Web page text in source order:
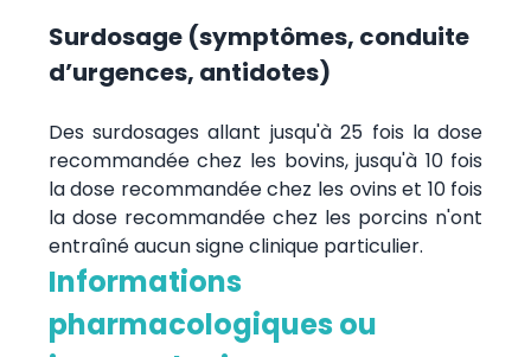
Surdosage (symptômes, conduite
d’urgences, antidotes)
Des surdosages allant jusqu'à 25 fois la dose
recommandée chez les bovins, jusqu'à 10 fois
la dose recommandée chez les ovins et 10 fois
la dose recommandée chez les porcins n'ont
entraîné aucun signe clinique particulier.
Informations
pharmacologiques ou